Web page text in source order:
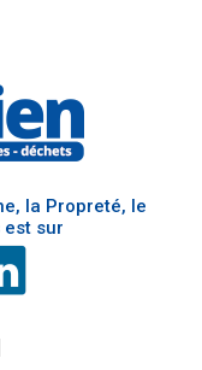
la Propreté, le
est sur